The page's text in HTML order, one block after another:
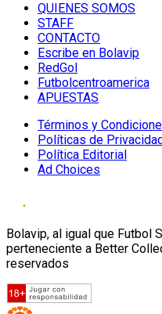
QUIENES SOMOS
STAFF
CONTACTO
Escribe en Bolavip
RedGol
Futbolcentroamerica
APUESTAS
Términos y
Políticas de
Política Editorial
Ad Choices
Bolavip, al igual que Futbol
perteneciente a Better
reservados